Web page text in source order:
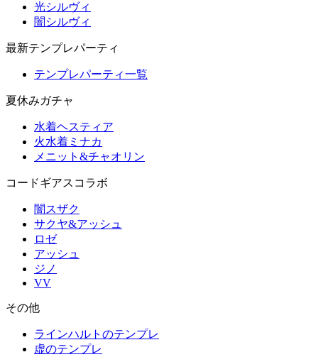
光シルヴィ
闇シルヴィ
最新テンプレパーティ
テンプレパーティ一覧
夏休みガチャ
水着ヘスティア
火水着ミナカ
メニット&チャオリン
コードギアスコラボ
闇スザク
サクヤ&アッシュ
ロゼ
アッシュ
ジノ
VV
その他
ラインハルトのテンプレ
虚のテンプレ